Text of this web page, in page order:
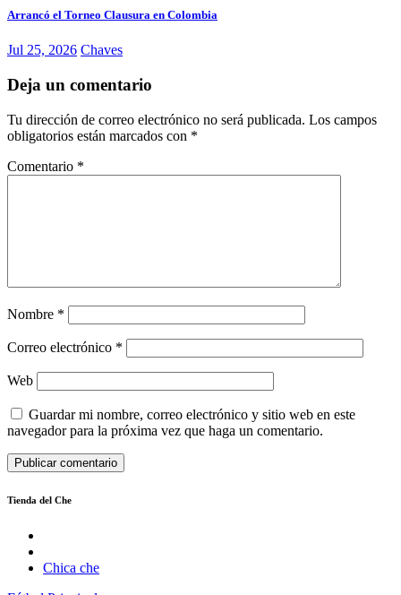
Arrancó el Torneo Clausura en Colombia
Jul 25, 2026 Chaves
Deja un comentario
Tu dirección de correo electrónico no será publicada. Los campos
obligatorios están marcados con *
Comentario *
Nombre *
Correo electrónico *
Web
Guardar mi nombre, correo electrónico y sitio web en este
navegador para la próxima vez que haga un comentario.
Tienda del Che
Chica che